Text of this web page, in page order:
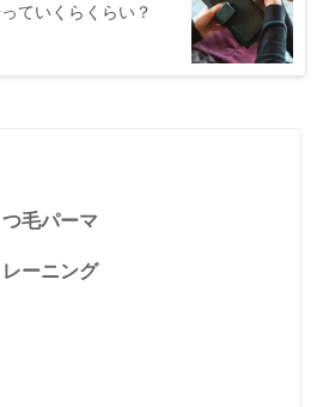
ていくらくらい？
毛パーマ
ーニング